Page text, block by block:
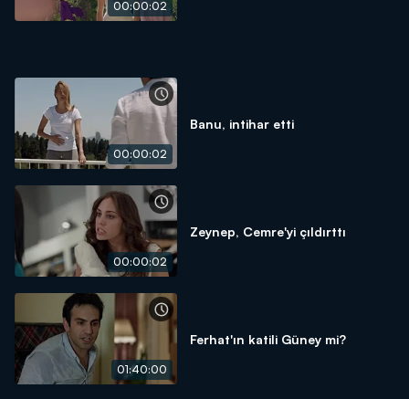
00:00:02
00:00:02
Banu, intihar etti
00:00:02
Zeynep, Cemre'yi çıldırttı
01:40:00
Ferhat'ın katili Güney mi?